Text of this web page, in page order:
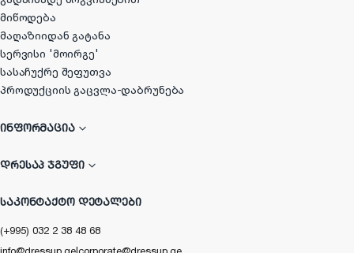
მიწოდება
მაღაზიიდან გატანა
სერვისი 'მოირგე'
სასაჩუქრე შეფუთვა
პროდუქციის გაცვლა-დაბრუნება
ᲘᲜᲤᲝᲠᲛᲐᲪᲘᲐ
ᲓᲠᲔᲡᲐᲞ ᲯᲒᲣᲤᲘ
ᲡᲐᲙᲝᲜᲢᲐᲥᲢᲝ ᲓᲔᲢᲐᲚᲔᲑᲘ
(+995) 032 2 38 48 68